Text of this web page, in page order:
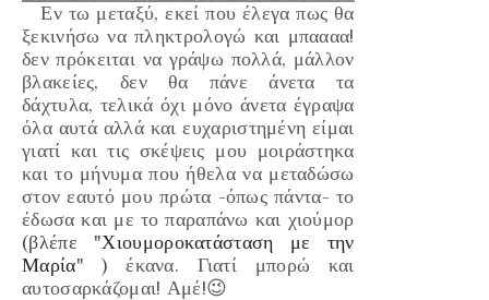
Εν τω μεταξύ, εκεί που έλεγα πως θα
ξεκινήσω να πληκτρολογώ και μπαααα!
δεν πρόκειται να γράψω πολλά, μάλλον
βλακείες, δεν θα πάνε άνετα τα
δάχτυλα, τελικά όχι μόνο άνετα έγραψα
όλα αυτά αλλά και ευχαριστημένη είμαι
γιατί και τις σκέψεις μου μοιράστηκα
και το μήνυμα που ήθελα να μεταδώσω
στον εαυτό μου πρώτα -όπως πάντα- το
έδωσα και με το παραπάνω και χιούμορ
(βλέπε "Χιουμοροκατάσταση με την
Μαρία" ) έκανα. Γιατί μπορώ και
αυτοσαρκάζομαι! Αμέ!😉